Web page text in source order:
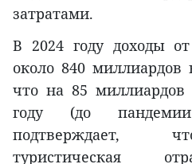
затратами.
В 2024 году доходы
около 840 миллиардов
что на 85
году (до
подтверждает,
туристическая